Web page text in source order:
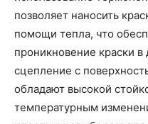
позволяет наносить
помощи тепла, что
проникновение краски
сцепление с
обладают высокой
температурным